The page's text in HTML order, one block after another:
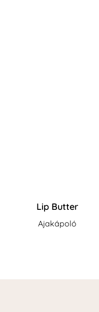
Lip Butter
Ajakápoló